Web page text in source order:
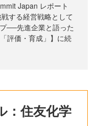
Japan レポート
する経営戦略として
──先進企業と語った
評価・育成」】に続
：住友化学